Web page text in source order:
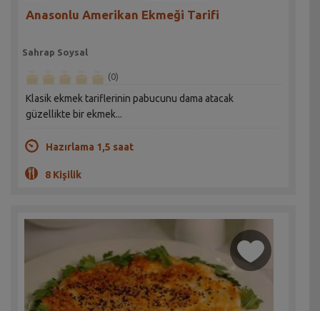
Anasonlu Amerikan Ekmeği Tarifi
Sahrap Soysal
(0)
Klasik ekmek tariflerinin pabucunu dama atacak
güzellikte bir ekmek...
Hazırlama 1,5 saat
8 Kişilik